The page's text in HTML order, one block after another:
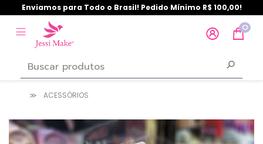
Enviamos para Todo o Brasil! Pedido Mínimo R$ 100,00!
0
ACESSÓRIOS